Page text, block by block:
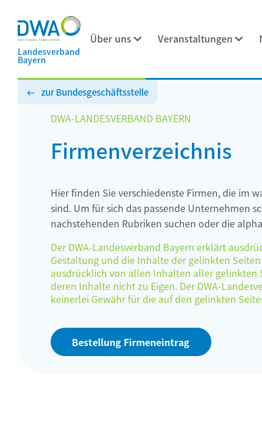
Landesverband
Bayern
Über uns Veranstaltungen
zur Bundesgeschäftsstelle
DWA-LANDESVERBAND BAYERN
Firmenverzeichnis
Hier finden Sie verschiedenste Firmen, die im
sind. Um für sich das passende Unternehmen
nachstehenden Rubriken suchen oder die
Der DWA-Landesverband Bayern erklärt
Gestaltung und die Inhalte der gelinkten
ausdrücklich von allen Inhalten aller gelinkten
deren Inhalte nicht zu Eigen. Der DWA-
keinerlei Gewähr für die auf den gelinkten
Bestellung Firmeneintrag